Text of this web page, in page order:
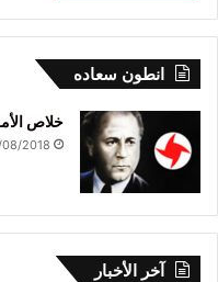
انطون سعاده
خلاص
2018
آخر الأخبار